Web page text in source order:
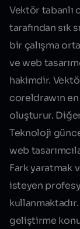
Vektör tabanlı
tarafından sık
bir çalışma
ve web
hakimdir.
coreldrawın
oluşturur.
Teknoloji
web
Fark yaratmak
isteyen
kullanmaktadır.
geliştirme